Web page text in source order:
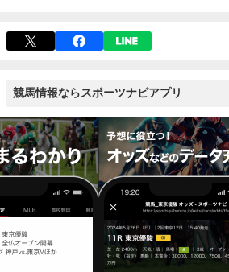
競馬情報ならスポーツナビアプリ